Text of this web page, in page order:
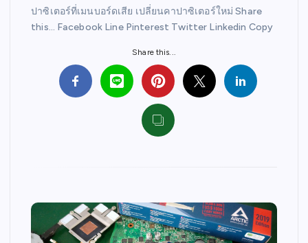
ปาซิเตอร์ที่เมนบอร์ดเสีย เปลี่ยนคาปาซิเตอร์ใหม่ Share
this… Facebook Line Pinterest Twitter Linkedin Copy
Share this...